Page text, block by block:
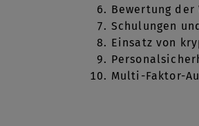
Bewertung der
Schulungen
Einsatz von
Multi-Faktor-